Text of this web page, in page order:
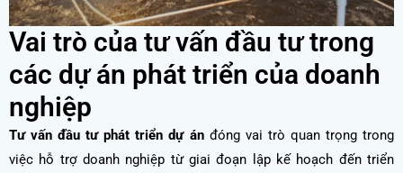
Vai trò của tư vấn đầu tư trong
các dự án phát triển của doanh
nghiệp
Tư vấn đầu tư phát triển dự ánđóng vai trò quan trọng trong
việc hỗ trợ doanh nghiệp từ giai đoạn lập kế hoạch đến triển